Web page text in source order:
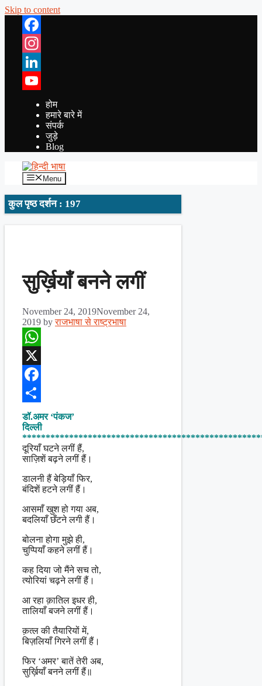
Skip to content
Facebook
Instagram
LinkedIn
YouTube
होम
हमारे बारे में
संपर्क
जुड़े
Blog
Menu
कुल पृष्ठ दर्शन : 197
सुर्ख़ियाँ बनने लगीं
November 24, 2019November 24,
2019 byराजभाषा से राष्ट्रभाषा
WhatsApp
X
Facebook
Share
डॉ.अमर ‘पंकज’
दिल्ली
दूरियाँ घटने लगीं हैं,
साज़िशें बढ़ने लगीं हैं।
डालनी हैं बेड़ियाँ फिर,
बंदिशें हटने लगीं हैं।
आसमाँ खुश हो गया अब,
बदलियाँ छँटने लगी हैं।
बोलना होगा मुझे ही,
चुप्पियाँ कहने लगीं हैं।
कह दिया जो मैंने सच तो,
त्योरियां चढ़ने लगीं हैं।
आ रहा क़ातिल इधर ही,
तालियाँ बजने लगीं हैं।
क़त्ल की तैयारियों में,
बिज़लियाँ गिरने लगीं हैं।
फिर ‘अमर’ बातें तेरी अब,
सुर्ख़ियाँ बनने लगीं हैं॥